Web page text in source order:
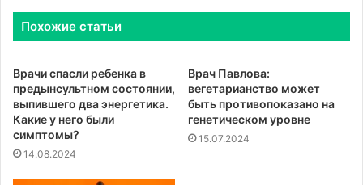
Похожие статьи
Врачи спасли ребенка в
предынсультном состоянии,
выпившего два энергетика.
Какие у него были
симптомы?
14.08.2024
Врач Павлова:
вегетарианство может
быть противопоказано на
генетическом уровне
15.07.2024